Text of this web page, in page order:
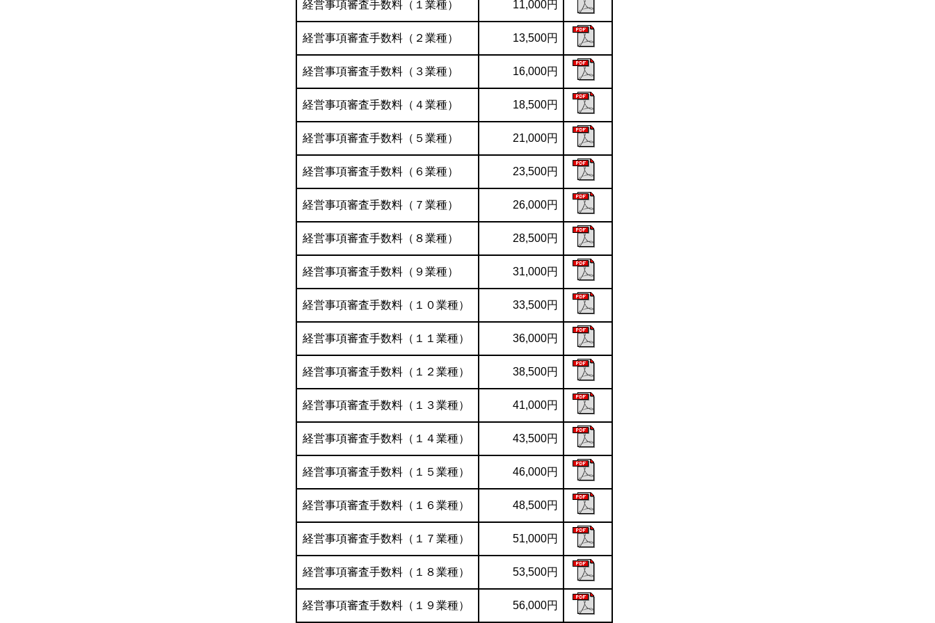
経営事項審査手数料（１業種） 11,000円
経営事項審査手数料（２業種） 13,500円
経営事項審査手数料（３業種） 16,000円
経営事項審査手数料（４業種） 18,500円
経営事項審査手数料（５業種） 21,000円
経営事項審査手数料（６業種） 23,500円
経営事項審査手数料（７業種） 26,000円
経営事項審査手数料（８業種） 28,500円
経営事項審査手数料（９業種） 31,000円
経営事項審査手数料（１０業種） 33,500円
経営事項審査手数料（１１業種） 36,000円
経営事項審査手数料（１２業種） 38,500円
経営事項審査手数料（１３業種） 41,000円
経営事項審査手数料（１４業種） 43,500円
経営事項審査手数料（１５業種） 46,000円
経営事項審査手数料（１６業種） 48,500円
経営事項審査手数料（１７業種） 51,000円
経営事項審査手数料（１８業種） 53,500円
経営事項審査手数料（１９業種） 56,000円